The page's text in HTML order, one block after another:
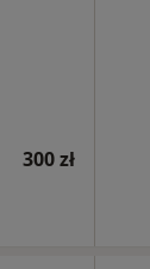
300 zł